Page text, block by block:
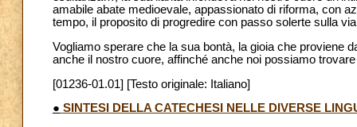
amabile abate medioevale, appassionato di riforma, con
tempo, il proposito di progredire con passo solerte sulla
Vogliamo sperare che la sua bontà, la gioia che proviene
anche il nostro cuore, affinché anche noi possiamo
[01236-01.01] [Testo originale: Italiano]
● SINTESI DELLA CATECHESI NELLE DIVERSE